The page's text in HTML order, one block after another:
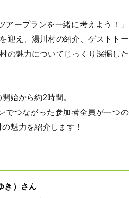
アープランを一緒に考えよう！」
迎え、湯川村の紹介、ゲストトー
の魅力についてじっくり深掘した
始から約2時間。
でつながった参加者全員が一つの
魅力を紹介します！
き）さん